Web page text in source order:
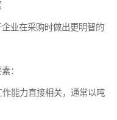
业在采购时做出更明智的
：
能力直接相关，通常以吨